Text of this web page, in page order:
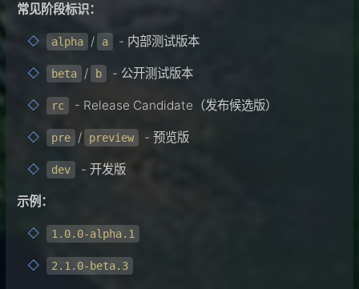
常见阶段标识：
alpha / a - 内部测试版本
beta / b - 公开测试版本
rc - Release Candidate（发布候选版）
pre / preview - 预览版
dev - 开发版
示例：
1.0.0-alpha.1
2.1.0-beta.3